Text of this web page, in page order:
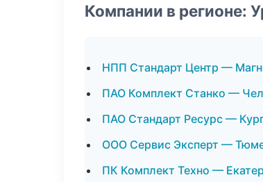
Компании в регионе:
НПП Стандарт Центр —
ПАО Комплект Станко —
ПАО Стандарт Ресурс —
ООО Сервис Эксперт —
ПК Комплект Техно —